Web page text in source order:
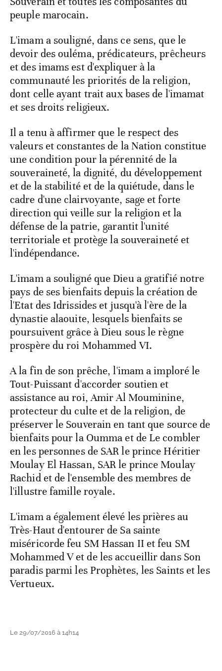
peuple marocain.
L'imam a souligné, dans ce sens, que le
devoir des ouléma, prédicateurs, prêcheurs
et des imams est d'expliquer à la
communauté les priorités de la religion,
dont celle ayant trait aux bases de l'imamat
et ses droits religieux.
Il a tenu à affirmer que le respect des
valeurs et constantes de la Nation constitue
une condition pour la pérennité de la
souveraineté, la dignité, du développement
et de la stabilité et de la quiétude, dans le
cadre d'une clairvoyante, sage et forte
direction qui veille sur la religion et la
défense de la patrie, garantit l'unité
territoriale et protège la souveraineté et
l'indépendance.
L'imam a souligné que Dieu a gratifié notre
pays de ses bienfaits depuis la création de
l'Etat des Idrissides et jusqu'à l'ère de la
dynastie alaouite, lesquels bienfaits se
poursuivent grâce à Dieu sous le règne
prospère du roi Mohammed VI.
A la fin de son prêche, l'imam a imploré le
Tout-Puissant d'accorder soutien et
assistance au roi, Amir Al Mouminine,
protecteur du culte et de la religion, de
préserver le Souverain en tant que source de
bienfaits pour la Oumma et de Le combler
en les personnes de SAR le prince Héritier
Moulay El Hassan, SAR le prince Moulay
Rachid et de l'ensemble des membres de
l'illustre famille royale.
L'imam a également élevé les prières au
Très-Haut d'entourer de Sa sainte
miséricorde feu SM Hassan II et feu SM
Mohammed V et de les accueillir dans Son
paradis parmi les Prophètes, les Saints et les
Vertueux.
Le 29/07/2016 à 14h14